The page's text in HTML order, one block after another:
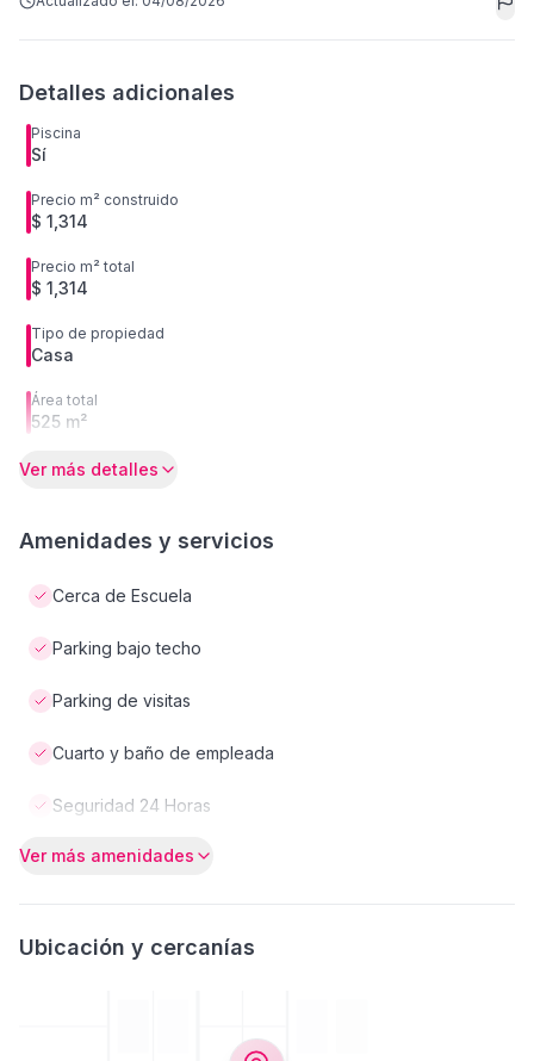
Detalles adicionales
Piscina
Sí
Precio m² construido
$ 1,314
Precio m² total
$ 1,314
Tipo de propiedad
Casa
Área total
525 m²
Ver más detalles
Amenidades y servicios
Cerca de Escuela
Parking bajo techo
Parking de visitas
Cuarto y baño de empleada
Seguridad 24 Horas
Ver más amenidades
Ubicación y cercanías